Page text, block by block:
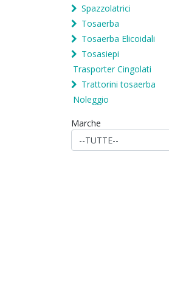
Spazzolatrici
Tosaerba
Tosaerba Elicoidali
Tosasiepi
Trasporter Cingolati
Trattorini tosaerba
Noleggio
Marche